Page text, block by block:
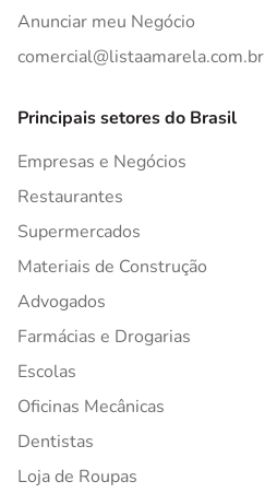
Anunciar meu Negócio
comercial@listaamarela.com.br
Principais setores do Brasil
Empresas e Negócios
Restaurantes
Supermercados
Materiais de Construção
Advogados
Farmácias e Drogarias
Escolas
Oficinas Mecânicas
Dentistas
Loja de Roupas